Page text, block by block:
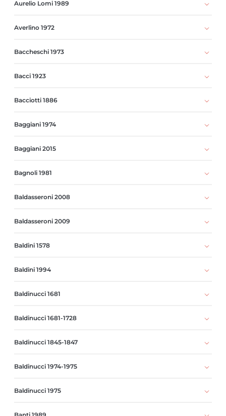
Aurelio Lomi 1989
Averlino 1972
Baccheschi 1973
Bacci 1923
Bacciotti 1886
Baggiani 1974
Baggiani 2015
Bagnoli 1981
Baldasseroni 2008
Baldasseroni 2009
Baldini 1578
Baldini 1994
Baldinucci 1681
Baldinucci 1681-1728
Baldinucci 1845-1847
Baldinucci 1974-1975
Baldinucci 1975